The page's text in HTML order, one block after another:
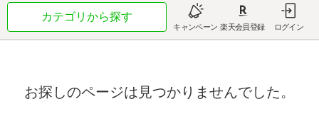
カテゴリから探す
キャンペーン 楽天会員登録 ログイン
お探しのページは見つかりませんでした。